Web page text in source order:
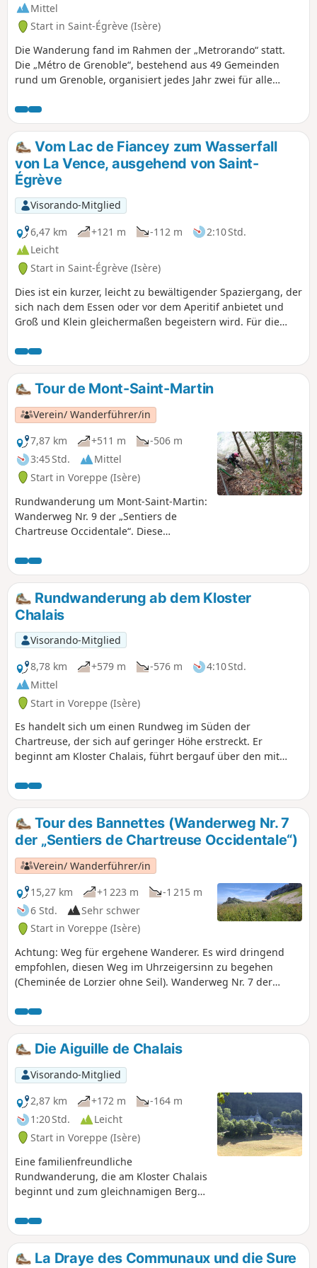
Mittel
Start in Saint-Égrève (Isère)
Die Wanderung fand im Rahmen der „Metrorando“ statt.
Die „Métro de Grenoble“, bestehend aus 49 Gemeinden
rund um Grenoble, organisiert jedes Jahr zwei für alle
an. Jeder Teilnehmer wählt die für ihn passende aus. Dies
ist die mittelschwere Wanderung, die an diesem Sonntag
Ende September absolviert wurde.
Vom Lac de Fiancey zum Wasserfall
von La Vence, ausgehend von Saint-
Égrève
Visorando-Mitglied
6,47 km
+121 m -112 m
2:10 Std.
Leicht
Start in Saint-Égrève (Isère)
Dies ist ein kurzer, leicht zu bewältigender Spaziergang, der
sich nach dem Essen oder vor dem Aperitif anbietet und
Groß und Klein gleichermaßen begeistern wird. Für die
Spaziergang, während die Kleinen Steine in den Vence
werfen oder ein paar Steine hüpfen lassen können.
Tour de Mont-Saint-Martin
Verein/ Wanderführer/in
7,87 km
+511 m
-506 m
3:45 Std.
Mittel
Start in Voreppe (Isère)
Rundwanderung um Mont-Saint-Martin:
Wanderweg Nr. 9 der „Sentiers de
Chartreuse Occidentale“. Diese
Martin, einem kleinen Dorf am Fuße des
Rocher de l'Église, das einst Schauplatz
intensiver pastoraler Aktivitäten war. Sie
ist zudem voller Kontraste: Schatten der
hohen, jahrhundertealten Hochwälder,
Emotionen beimAufstieg über den
Seilzug, Helligkeit des Almhangs von
Mont-Saint-Martin, Ruhe entlang der
Wiesen und Bäche mit Blick auf die
Landschaft des Isère-Tals.Praktische
Informationen lesen.
Rundwanderung ab dem Kloster
Chalais
Visorando-Mitglied
8,78 km
+579 m -576 m
4:10 Std.
Mittel
Start in Voreppe (Isère)
Es handelt sich um einen Rundweg im Süden der
Chartreuse, der sich auf geringer Höhe erstreckt. Er
beginnt am Kloster Chalais, führt bergauf über den mit
Saint-Martin und zurück über den Weg von Cuchet. Die
traditionellen gelben Wegweiser geben die
zurückzulegende Entfernung und die benötigte Zeit bis
zum jeweiligen Ziel an.
Tour des Bannettes (Wanderweg Nr. 7
der „Sentiers de Chartreuse Occidentale“)
Verein/ Wanderführer/in
15,27 km
+1 223 m
-1 215 m
6 Std.
Sehr schwer
Start in Voreppe (Isère)
Achtung: Weg für ergehene Wanderer. Es wird dringend
empfohlen, diesen Weg im Uhrzeigersinn zu begehen
(Cheminée de Lorzier ohne Seil). Wanderweg Nr. 7 der
regelmäßig gepflegt werden, handelt es sich um Berg-
und/oder Waldwege mit allen damit verbundenen
Risiken:herabfallende Äste, Bäume, Steine, Felsen,
Schlammlawinen, Sturzfluten, Ausrutschen ... Sie wandern
entlang von Schluchten und Felsen . Verlassen Sie den
markierten Weg nicht.
Die Aiguille de Chalais
Visorando-Mitglied
2,87 km
+172 m
-164 m
1:20 Std.
Leicht
Start in Voreppe (Isère)
Eine familienfreundliche
Rundwanderung, die am Kloster Chalais
beginnt und zum gleichnamigen Berg
La Draye des Communaux und die Sure